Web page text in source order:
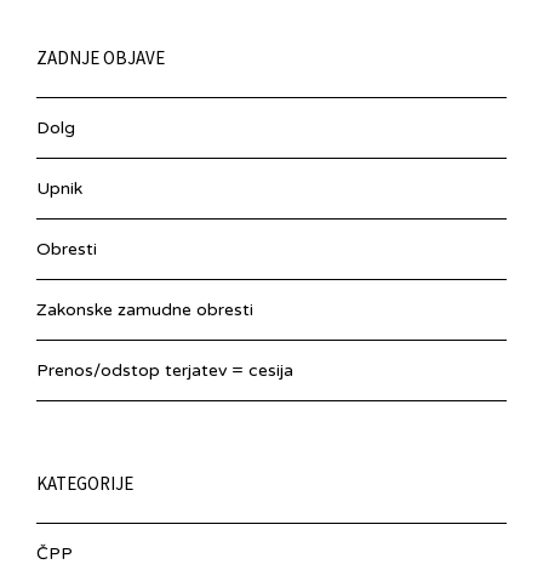
ZADNJE OBJAVE
Dolg
Upnik
Obresti
Zakonske zamudne obresti
Prenos/odstop terjatev = cesija
KATEGORIJE
ČPP